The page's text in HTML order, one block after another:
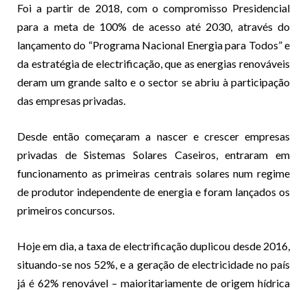
Foi a partir de 2018, com o compromisso Presidencial
para a meta de 100% de acesso até 2030, através do
lançamento do “Programa Nacional Energia para Todos” e
da estratégia de electrificação, que as energias renováveis
deram um grande salto e o sector se abriu à participação
das empresas privadas.
Desde então começaram a nascer e crescer empresas
privadas de Sistemas Solares Caseiros, entraram em
funcionamento as primeiras centrais solares num regime
de produtor independente de energia e foram lançados os
primeiros concursos.
Hoje em dia, a taxa de electrificação duplicou desde 2016,
situando-se nos 52%, e a geração de electricidade no país
já é 62% renovável – maioritariamente de origem hídrica